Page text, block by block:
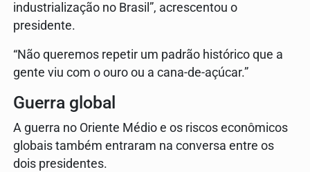
industrialização no Brasil”, acrescentou o
presidente.
“Não queremos repetir um padrão histórico que a
gente viu com o ouro ou a cana-de-açúcar.”
Guerra global
A guerra no Oriente Médio e os riscos econômicos
globais também entraram na conversa entre os
dois presidentes.